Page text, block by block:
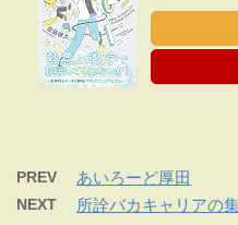
PREV あいろーど厚田
NEXT 所詮バカキャリアの